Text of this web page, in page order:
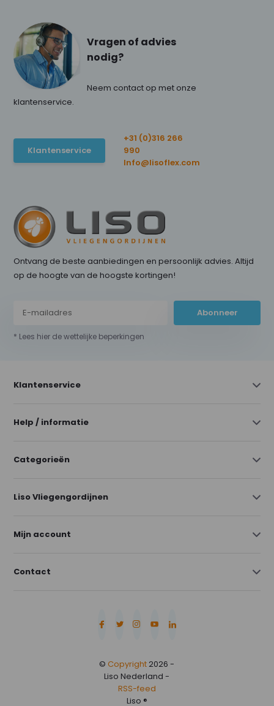
Vragen of advies
nodig?
Neem contact op met onze
klantenservice.
Klantenservice
+31 (0)316 266
990
Info@lisoflex.com
Ontvang de beste aanbiedingen en persoonlijk advies. Altijd
op de hoogte van de hoogste kortingen!
Abonneer
* Lees hier de wettelijke beperkingen
Klantenservice
Help / informatie
Categorieën
Liso Vliegengordijnen
Mijn account
Contact
© Copyright 2026 -
Liso Nederland -
RSS-feed
Liso ®